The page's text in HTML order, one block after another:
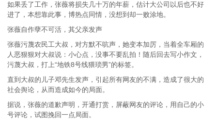
如果丢了工作，张薇将损失几十万的年薪，估计大公司以后也不好
进了，本想靠此事，博热点同情，没想到却一败涂地。
张薇自作孽不可活，其父亲发声
张薇污蔑农民工大叔，对方默不吭声，她变本加厉，当着全车厢的
人恶狠狠对大叔说：小心点，没事不要乱拍！随后回去写小作文，
污蔑大叔，打上“地铁8号线猥琐男”的标签。
直到大叔的儿子邓先生发声，引起所有网友的不满，造成了很大的
社会舆论，从而造成如今的局面。
据说，张薇的道歉声明，开通打赏，屏蔽网友的评论，用自己的小
号评论，试图挽回一点局面。